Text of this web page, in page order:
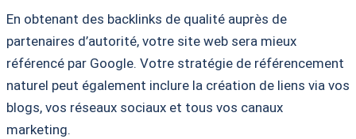
En obtenant des backlinks de qualité auprès de
partenaires d’autorité, votre site web sera mieux
référencé par Google. Votre stratégie de référencement
naturel peut également inclure la création de liens via vos
blogs, vos réseaux sociaux et tous vos canaux
marketing.